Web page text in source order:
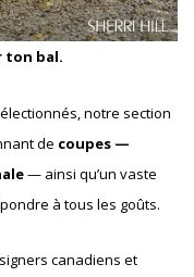
ton bal.
notre section
de coupes —
— ainsi qu’un vaste
à tous les goûts.
canadiens et